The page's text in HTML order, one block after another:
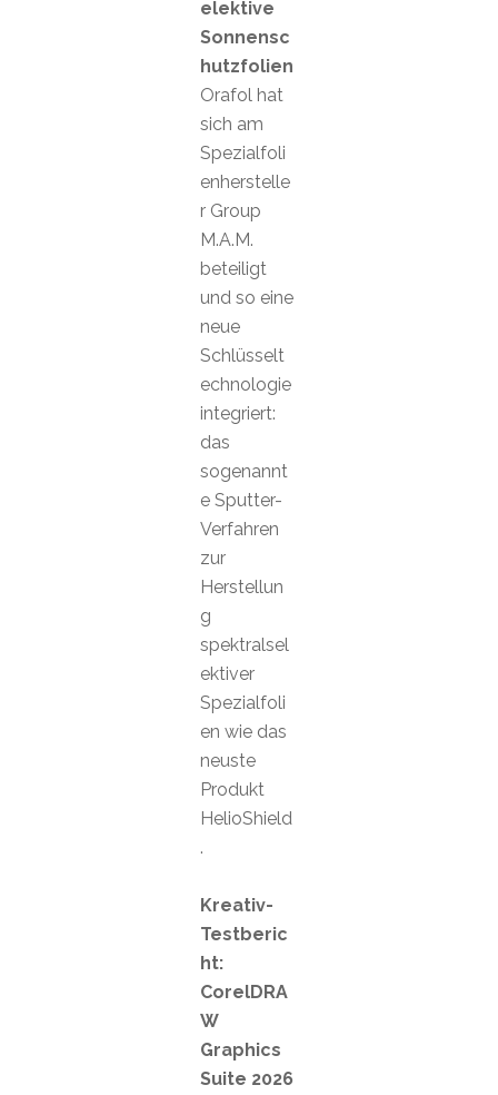
elektive
Sonnensc
hutzfolien
Orafol hat
sich am
Spezialfoli
enherstelle
r Group
M.A.M.
beteiligt
und so eine
neue
Schlüsselt
echnologie
integriert:
das
sogenannt
e Sputter-
Verfahren
zur
Herstellun
g
spektralsel
ektiver
Spezialfoli
en wie das
neuste
Produkt
HelioShield
.
Kreativ-
Testberic
ht:
CorelDRA
W
Graphics
Suite 2026